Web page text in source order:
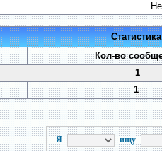
Кол-во
1
1
Я ищу